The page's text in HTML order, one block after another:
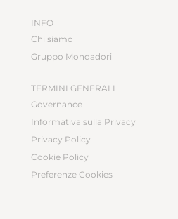
INFO
Chi siamo
Gruppo Mondadori
TERMINI GENERALI
Governance
Informativa sulla Privacy
Privacy Policy
Cookie Policy
Preferenze Cookies